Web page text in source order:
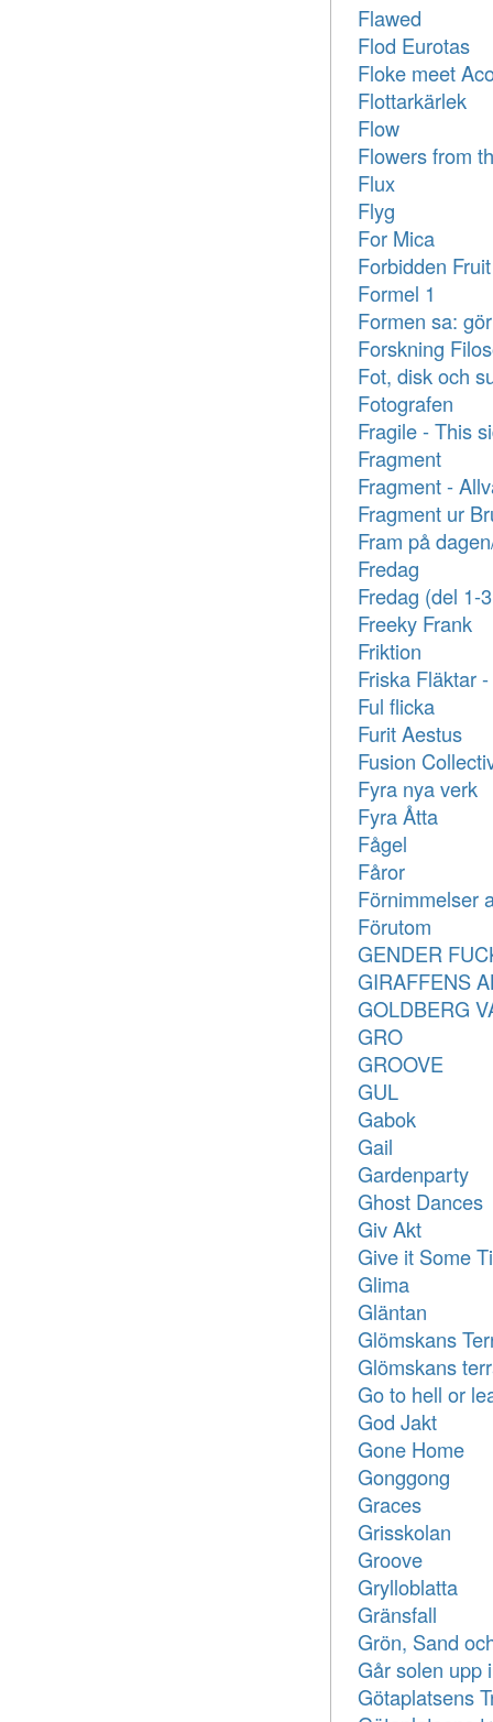
Flawed
Flod Eurotas
Floke meet
Flottarkärlek
Flow
Flowers from
Flux
Flyg
For Mica
Forbidden Fruit
Formel 1
Formen sa: gör
Forskning
Fot, disk och
Fotografen
Fragile - This
Fragment
Fragment -
Fragment ur
Fram på
Fredag
Fredag (del 1-
Freeky Frank
Friktion
Friska Fläktar
Ful flicka
Furit Aestus
Fusion
Fyra nya verk
Fyra Åtta
Fågel
Fåror
Förnimmelser
Förutom
GENDER
GIRAFFENS
GOLDBERG
GRO
GROOVE
GUL
Gabok
Gail
Gardenparty
Ghost Dances
Giv Akt
Give it Some
Glima
Gläntan
Glömskans
Glömskans
Go to hell or
God Jakt
Gone Home
Gonggong
Graces
Grisskolan
Groove
Grylloblatta
Gränsfall
Grön, Sand
Går solen upp
Götaplatsens